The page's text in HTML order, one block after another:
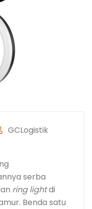
GCLogistik
serba
ring lightdi
Benda satu